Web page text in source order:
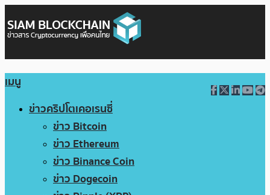
เมนู
ข่าวคริปโตเคอเรนซี่
ข่าว Bitcoin
ข่าว Ethereum
ข่าว Binance Coin
ข่าว Dogecoin